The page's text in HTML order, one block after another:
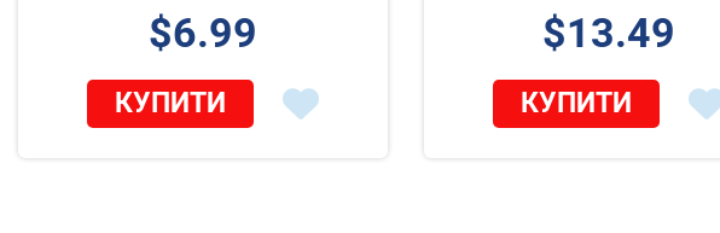
$6.99
КУПИТИ
$13.49
КУПИТИ